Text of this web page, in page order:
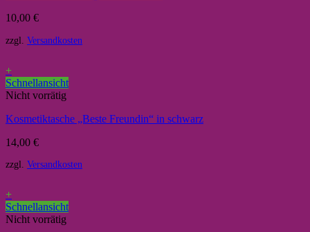
10,00 €
zzgl. Versandkosten
+
Schnellansicht
Nicht vorrätig
Kosmetiktasche „Beste Freundin“ in schwarz
14,00 €
zzgl. Versandkosten
+
Schnellansicht
Nicht vorrätig